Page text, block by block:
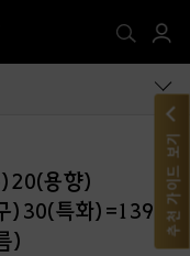
20(용향)
) 30(특화) =139
)
추천 가이드 보기